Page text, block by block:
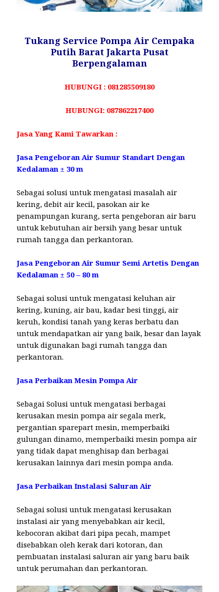
Tukang Service Pompa Air Cempaka
Putih Barat Jakarta Pusat
Berpengalaman
HUBUNGI : 081285509180
HUBUNGI: 087862217400
Jasa Yang Kami Tawarkan :
Jasa Pengeboran Air Sumur Standart Dengan
Kedalaman ± 30 m
Sebagai solusi untuk mengatasi masalah air
kering, debit air kecil, pasokan air ke
penampungan kurang, serta pengeboran air baru
untuk kebutuhan air bersih yang besar untuk
rumah tangga dan perkantoran.
Jasa Pengeboran Air Sumur Semi Artetis Dengan
Kedalaman ± 50 – 80 m
Sebagai solusi untuk mengatasi keluhan air
kering, kuning, air bau, kadar besi tinggi, air
keruh, kondisi tanah yang keras berbatu dan
untuk mendapatkan air yang baik, besar dan layak
untuk digunakan bagi rumah tangga dan
perkantoran.
Jasa Perbaikan Mesin Pompa Air
Sebagai Solusi untuk mengatasi berbagai
kerusakan mesin pompa air segala merk,
pergantian sparepart mesin, memperbaiki
gulungan dinamo, memperbaiki mesin pompa air
yang tidak dapat menghisap dan berbagai
kerusakan lainnya dari mesin pompa anda.
Jasa Perbaikan Instalasi Saluran Air
Sebagai solusi untuk mengatasi kerusakan
instalasi air yang menyebabkan air kecil,
kebocoran akibat dari pipa pecah, mampet
disebabkan oleh kerak dari kotoran, dan
pembuatan instalasi saluran air yang baru baik
untuk perumahan dan perkantoran.